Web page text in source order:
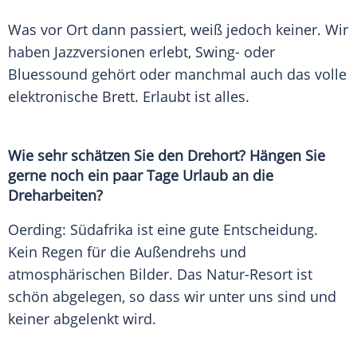
Was vor Ort dann passiert, weiß jedoch keiner. Wir
haben Jazzversionen erlebt, Swing- oder
Bluessound gehört oder manchmal auch das volle
elektronische Brett. Erlaubt ist alles.
Wie sehr schätzen Sie den Drehort? Hängen Sie
gerne noch ein paar Tage Urlaub an die
Dreharbeiten?
Oerding: Südafrika ist eine gute Entscheidung.
Kein Regen für die Außendrehs und
atmosphärischen Bilder. Das Natur-Resort ist
schön abgelegen, so dass wir unter uns sind und
keiner abgelenkt wird.